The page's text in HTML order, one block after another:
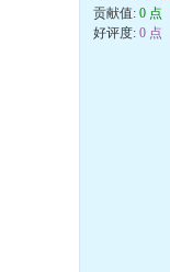
贡献值: 0 点
好评度: 0 点